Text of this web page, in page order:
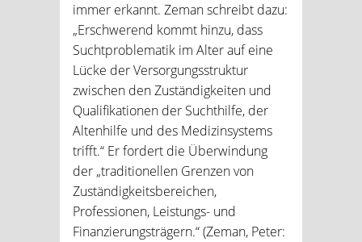
immer erkannt. Zeman schreibt dazu:
„Erschwerend kommt hinzu, dass
Suchtproblematik im Alter auf eine
Lücke der Versorgungsstruktur
zwischen den Zuständigkeiten und
Qualifikationen der Suchthilfe, der
Altenhilfe und des Medizinsystems
trifft.“ Er fordert die Überwindung
der „traditionellen Grenzen von
Zuständigkeitsbereichen,
Professionen, Leistungs- und
Finanzierungsträgern.“ (Zeman, Peter: